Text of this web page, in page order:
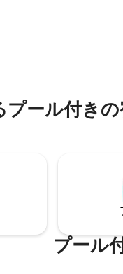
ール付き
プール